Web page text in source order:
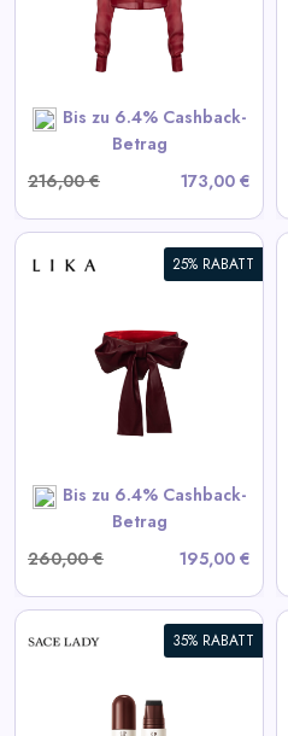
Bis zu 6.4% Cashback-
Betrag
216,00 €
173,00 €
View All LIKA Deals
SHOP NOW
25% RABATT
Bis zu 6.4% Cashback-
Betrag
260,00 €
195,00 €
Bordeaux Kleid mit
voluminösen Elementen
View All LIKA Deals
SHOP NOW
35% RABATT
Selbstklebende Wimpern